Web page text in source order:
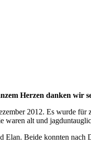
Herzen danken wir
2012. Es wurde für
waren alt und
Elan. Beide konnten nach